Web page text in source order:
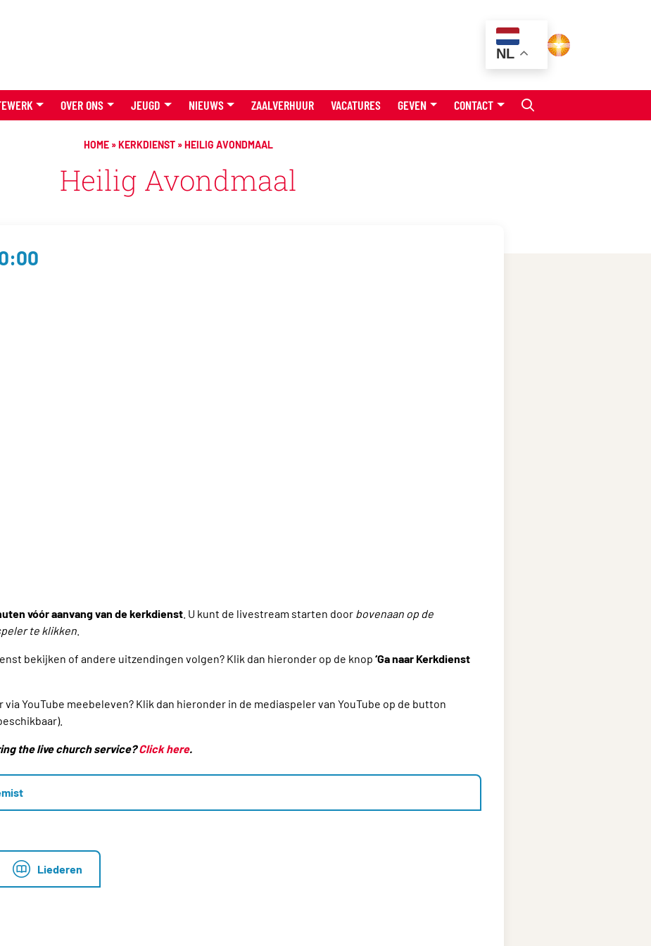
NL
OVER ONS JEUGD NIEUWS ZAALVERHUUR VACATURES GEVEN CONTACT
HOME»KERKDIENST»HEILIG AVONDMAAL
Heilig Avondmaal
vóór aanvang van de kerkdienst . U kunt de livestream starten door bovenaan op de
te klikken
bekijken of andere uitzendingen volgen? Klik dan hieronder op de knop ‘Ga naar Kerkdienst
YouTube meebeleven? Klik dan hieronder in de mediaspeler van YouTube op de button
the live church service?Click here.
Liederen